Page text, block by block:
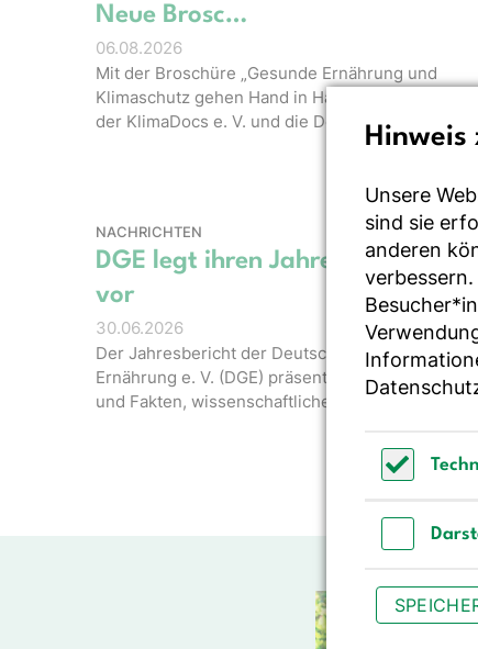
Neue Brosc…
06.08.2026
Mit der Broschüre „Gesunde Ernährung und
Klimaschutz gehen Hand in Hand“ veröffentlichen
der KlimaDocs e. V. und die Deutsche Ge…
NACHRICHTEN
DGE legt ihren Jahresbericht
vor
30.06.2026
Der Jahresbericht der Deutschen Gesellschaft
Ernährung e. V. (DGE) präsentiert aktuelle Zahlen
und Fakten, wissenschaftliche…
Hinweis
Unsere
sind sie
anderen